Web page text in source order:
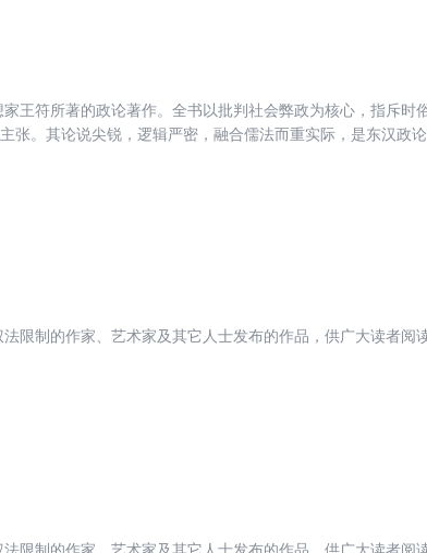
家王符所著的政论著作。全书以批判社会弊政为核心，指斥时
张。其论说尖锐，逻辑严密，融合儒法而重实际，是东汉政
限制的作家、艺术家及其它人士发布的作品，供广大读者阅
限制的作家、艺术家及其它人士发布的作品，供广大读者阅